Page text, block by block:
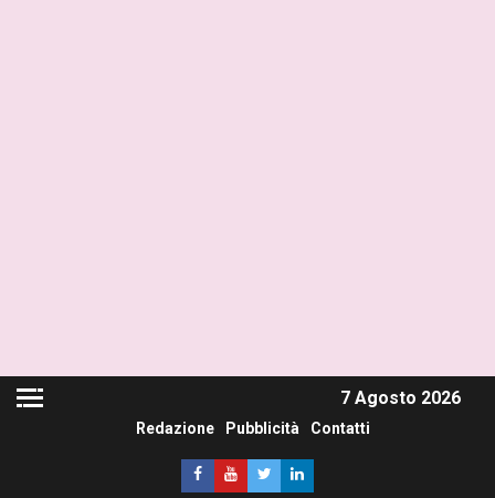
7 Agosto 2026
Redazione Pubblicità Contatti